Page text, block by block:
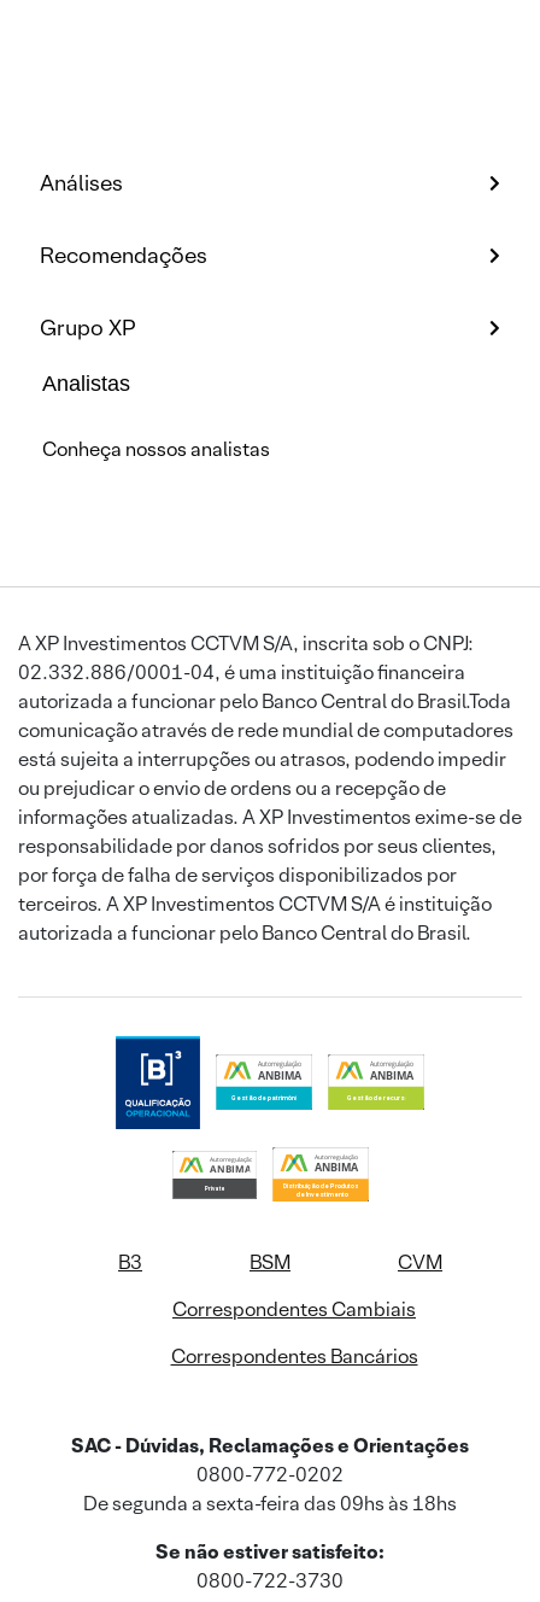
Análises
Recomendações
Grupo XP
Analistas
Conheça nossos analistas
A XP Investimentos CCTVM S/A, inscrita sob o CNPJ:
02.332.886/0001-04, é uma instituição financeira
autorizada a funcionar pelo Banco Central do Brasil.Toda
comunicação através de rede mundial de computadores
está sujeita a interrupções ou atrasos, podendo impedir
ou prejudicar o envio de ordens ou a recepção de
informações atualizadas. A XP Investimentos exime-se de
responsabilidade por danos sofridos por seus clientes,
por força de falha de serviços disponibilizados por
terceiros. A XP Investimentos CCTVM S/A é instituição
autorizada a funcionar pelo Banco Central do Brasil.
B3 BSM
CVM
Correspondentes Cambiais
Correspondentes Bancários
SAC - Dúvidas, Reclamações e Orientações
0800-772-0202
De segunda a sexta-feira das 09hs às 18hs
Se não estiver satisfeito:
0800-722-3730